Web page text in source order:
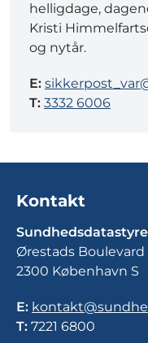
helligdage,
Kristi
og nytår.
E:
T: 3332 6006
Kontakt
Ørestads Boulevard
2300 København S
E:
T: 7221 6800